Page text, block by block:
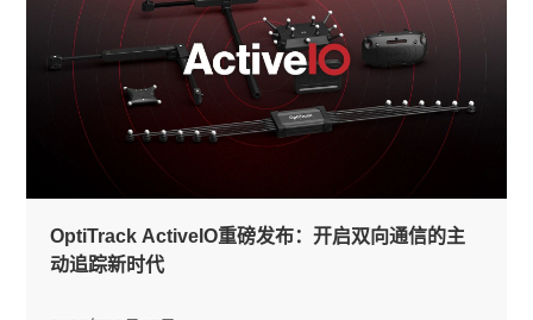
OptiTrack ActiveIO重磅发布：开启双向通信的主
动追踪新时代